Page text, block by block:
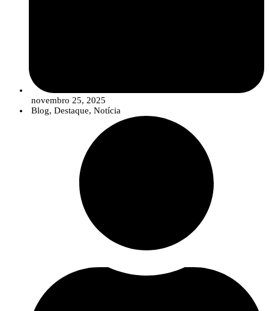
novembro 25, 2025
Blog, Destaque, Notícia